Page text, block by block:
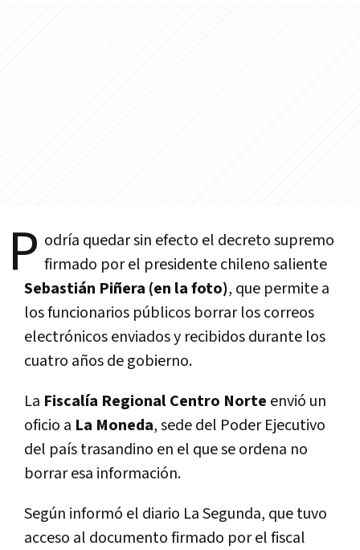
P odría quedar sin efecto el decreto supremo
firmado por el presidente chileno saliente
Sebastián Piñera (en la foto), que permite a
los funcionarios públicos borrar los correos
electrónicos enviados y recibidos durante los
cuatro años de gobierno.
La Fiscalía Regional Centro Norte envió un
oficio a La Moneda, sede del Poder Ejecutivo
del país trasandino en el que se ordena no
borrar esa información.
Según informó el diario La Segunda, que tuvo
acceso al documento firmado por el fiscal